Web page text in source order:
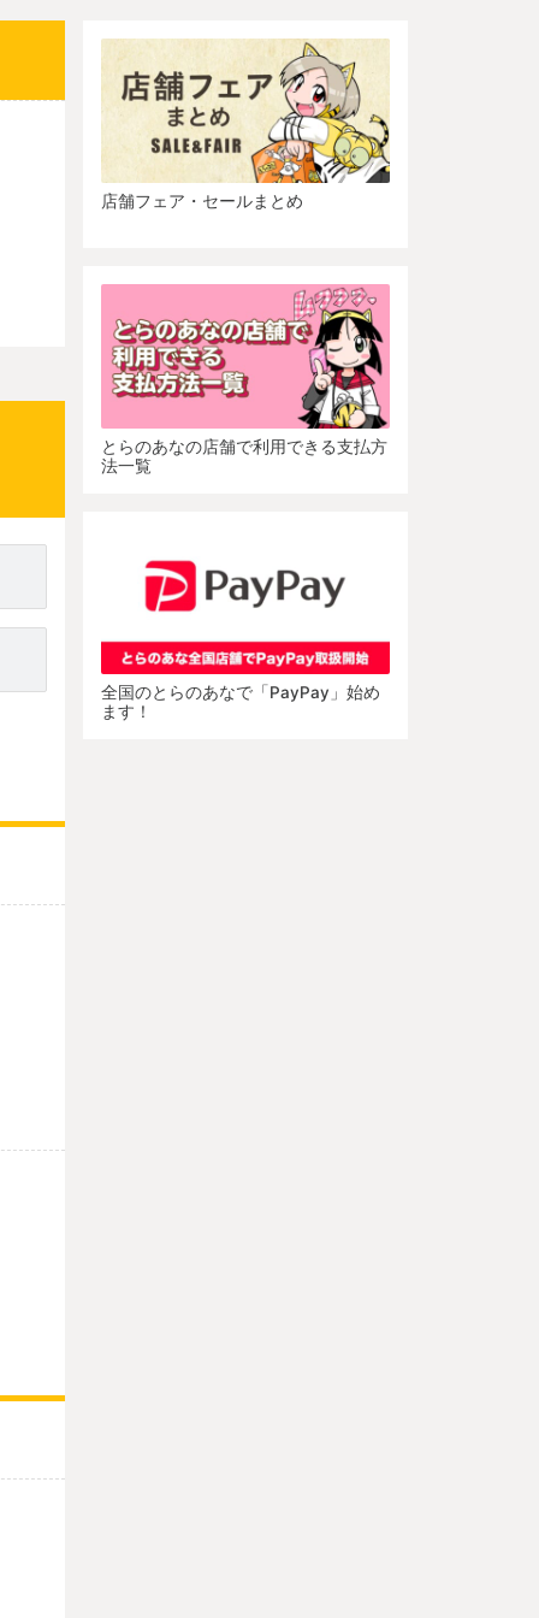
店舗フェア・セールまとめ
とらのあなの店舗で利用できる支払方
法一覧
全国のとらのあなで「PayPay」始め
ます！